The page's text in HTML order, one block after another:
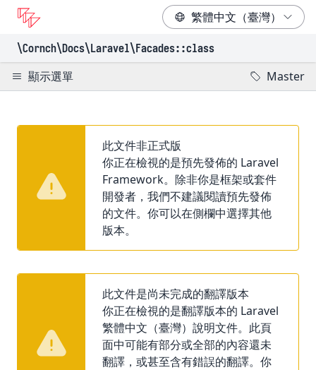
\Cornch\Docs\Laravel\Facades::class
顯示選單 Master
此文件非正式版
你正在檢視的是預先發佈的 Laravel
Framework。除非你是框架或套件
開發者，我們不建議閱讀預先發佈
的文件。你可以在側欄中選擇其他
版本。
此文件是尚未完成的翻譯版本
你正在檢視的是翻譯版本的 Laravel
繁體中文（臺灣）說明文件。此頁
面中可能有部分或全部的內容還未
翻譯，或甚至含有錯誤的翻譯。你